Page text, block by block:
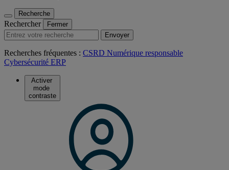
Recherche
Rechercher
Fermer
Envoyer
Recherches fréquentes : CSRD Numérique responsable
Cybersécurité ERP
Activer
mode
contraste